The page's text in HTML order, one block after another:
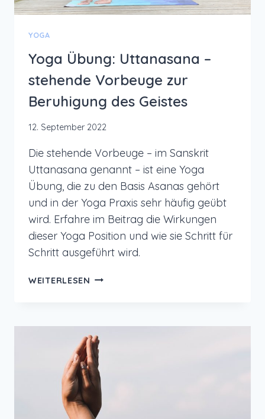
YOGA
Yoga Übung: Uttanasana –
stehende Vorbeuge zur
Beruhigung des Geistes
12. September 2022
Die stehende Vorbeuge – im Sanskrit
Uttanasana genannt – ist eine Yoga
Übung, die zu den Basis Asanas gehört
und in der Yoga Praxis sehr häufig geübt
wird. Erfahre im Beitrag die Wirkungen
dieser Yoga Position und wie sie Schritt für
Schritt ausgeführt wird.
WEITERLESEN YOGA
VORBEUGE
ZUR
BERUHIGUNG
DES
GEISTES